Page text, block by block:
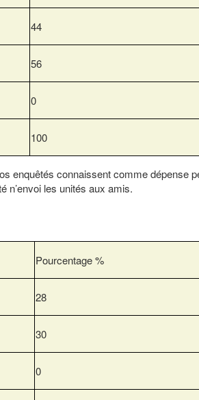
44
56
0
100
enquêtés connaissent comme dépense
n’envoi les unités aux amis.
Pourcentage %
28
30
0